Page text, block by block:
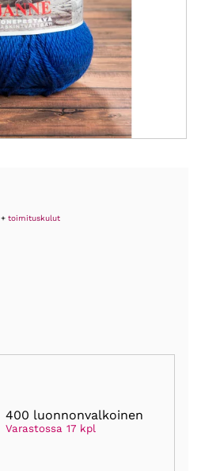
+toimituskulut
400 luonnonvalkoinen
Varastossa 17 kpl